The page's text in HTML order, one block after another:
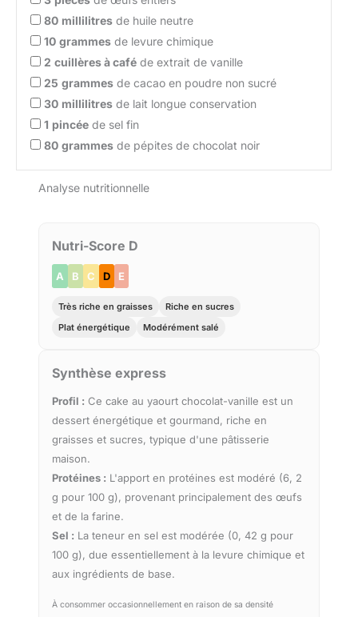
80 millilitres de huile neutre
10 grammes de levure chimique
2 cuillères à café de extrait de vanille
25 grammes de cacao en poudre non sucré
30 millilitres de lait longue conservation
1 pincée de sel fin
80 grammes de pépites de chocolat noir
Analyse nutritionnelle
Nutri-Score D
A B C D E
Très riche en graisses
Riche en sucres
Plat énergétique
Modérément salé
Synthèse express
Profil : Ce cake au yaourt chocolat-vanille est un
dessert énergétique et gourmand, riche en
graisses et sucres, typique d'une pâtisserie
maison.
Protéines : L'apport en protéines est modéré (6, 2
g pour 100 g), provenant principalement des œufs
et de la farine.
Sel : La teneur en sel est modérée (0, 42 g pour
100 g), due essentiellement à la levure chimique et
aux ingrédients de base.
À consommer occasionnellement en raison de sa densité